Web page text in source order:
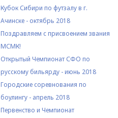
Кубок Сибири по футзалу в г.
Ачинске - октябрь 2018
Поздравляем с присвоением звания
МСМК!
Открытый Чемпионат СФО по
русскому бильярду - июнь 2018
Городские соревнования по
боулингу - апрель 2018
Первенство и Чемпионат